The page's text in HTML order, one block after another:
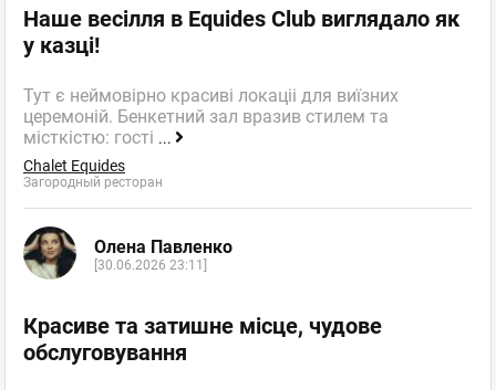
Наше весілля в Equides Club виглядало як
у казці!
Тут є неймовірно красиві локаціі для виїзних
церемоній. Бенкетний зал вразив стилем та
місткістю: гості ...
Chalet Equides
Загородный ресторан
Олена Павленко
[30.06.2026 23:11]
Красиве та затишне місце, чудове
обслуговування